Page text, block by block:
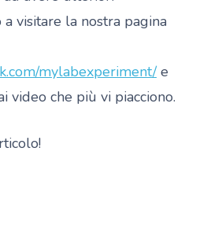
visitare la nostra pagina
mylabexperiment/e
video che più vi piacciono.